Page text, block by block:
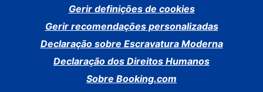
Gerir definições de cookies
Gerir recomendações personalizadas
Declaração sobre Escravatura Moderna
Declaração dos Direitos Humanos
Sobre Booking.com